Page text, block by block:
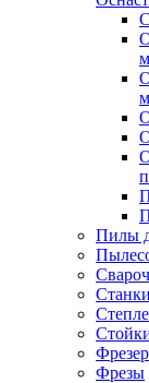
Пилы
Фрезы